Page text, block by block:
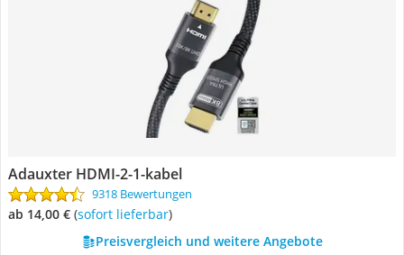
Adauxter HDMI-2-1-kabel
9318 Bewertungen
ab 14,00 € ( Sofort lieferbar)
Preisvergleich und weitere Angebote